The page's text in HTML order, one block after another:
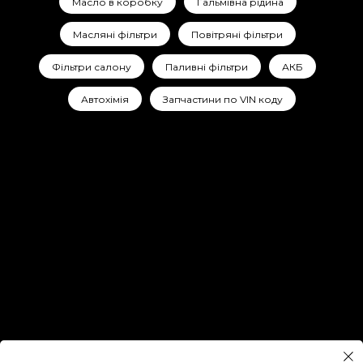
Масляні фільтри Повітряні фільтри
Фільтри салону Паливні фільтри АКБ
Автохімія Запчастини по VIN коду